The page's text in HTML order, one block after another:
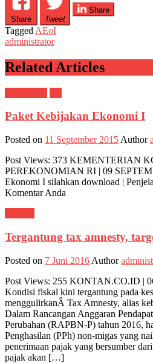
Share Tweet
Share
Tagged AEoI
administrator
Related Articles
Paket Kebijakan Ekonomi I
Posted on 11 September 2015 Author
Post Views: 373 KEMENTERIAN
PEREKONOMIAN RI | 09
Ekonomi I silahkan download |
Komentar Anda
Tergantung tax amnesty,
Posted on 7 Juni 2016 Author
Post Views: 255 KONTAN.CO.ID |
Kondisi fiskal kini tergantung pada
menggulirkanÂ Tax Amnesty, alias
Dalam Rancangan Anggaran
Perubahan (RAPBN-P) tahun 2016,
Penghasilan (PPh) non-migas yang
penerimaan pajak yang bersumber
pajak akan […]